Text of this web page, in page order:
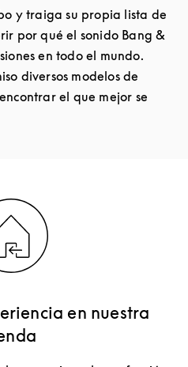
y traiga su propia lista de
por qué el sonido Bang &
en todo el mundo.
diversos modelos de
el que mejor se
en nuestra